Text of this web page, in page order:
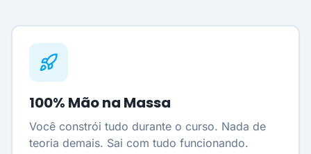
100% Mão na Massa
Você constrói tudo durante o curso. Nada de
teoria demais. Sai com tudo funcionando.